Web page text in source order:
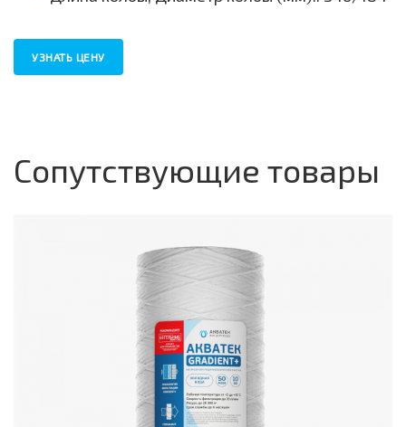
УЗНАТЬ ЦЕНУ
Сопутствующие товары